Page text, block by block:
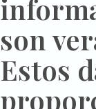
son
Estos